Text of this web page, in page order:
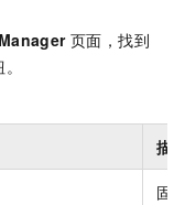
页面，找到
描
固